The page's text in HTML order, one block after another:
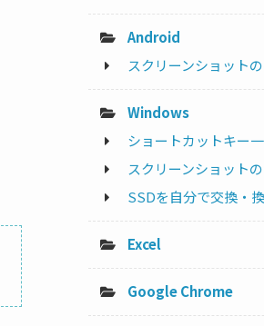
Android
スクリーンショット
Windows
ショートカットキー
スクリーンショット
SSDを自分で交換・
Excel
Google Chrome